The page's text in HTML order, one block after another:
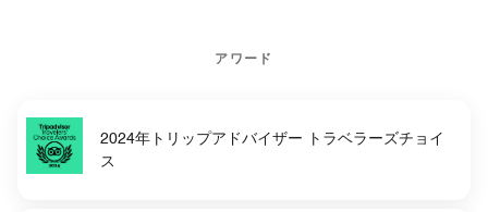
アワード
2024年トリップアドバイザー トラベラーズチョイ
ス